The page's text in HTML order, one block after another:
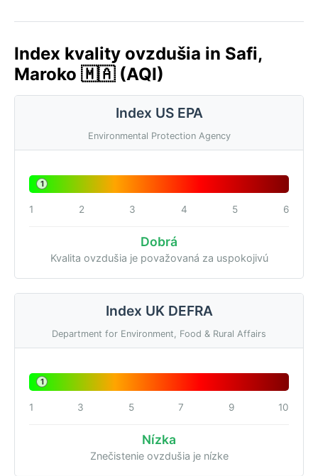
Index kvality ovzdušia in Safi,
Maroko 🇲🇦 (AQI)
Index US EPA
Environmental Protection Agency
1
1 2 3 4 5 6
Dobrá
Kvalita ovzdušia je považovaná za uspokojivú
Index UK DEFRA
Department for Environment, Food & Rural Affairs
1
1 3 5 7 9 10
Nízka
Znečistenie ovzdušia je nízke